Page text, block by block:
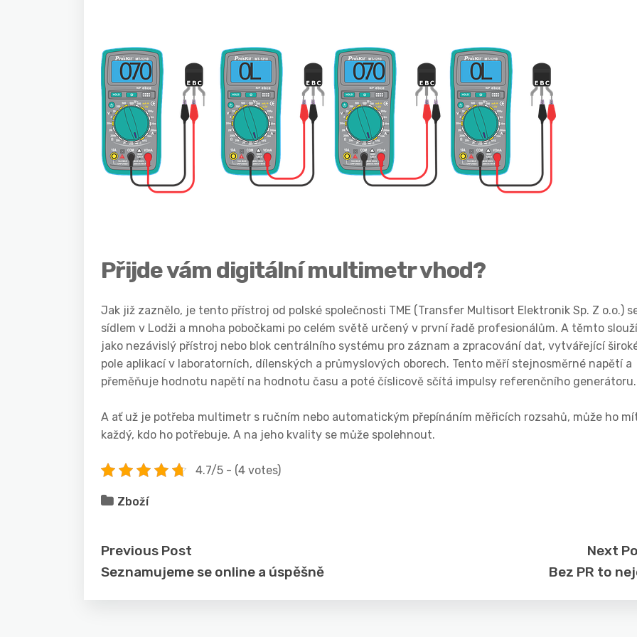
Přijde vám digitální multimetr vhod?
Jak již zaznělo, je tento přístroj od polské společnosti TME (Transfer Multisort Elektronik Sp. Z o.o.)
sídlem v Lodži a mnoha pobočkami po celém světě určený v první řadě profesionálům. A těmto slouží
jako nezávislý přístroj nebo blok centrálního systému pro záznam a zpracování dat, vytvářející
pole aplikací v laboratorních, dílenských a průmyslových oborech. Tento měří stejnosměrné napětí a
přeměňuje hodnotu napětí na hodnotu času a poté číslicově sčítá impulsy referenčního generátoru.
A ať už je potřeba multimetr s ručním nebo automatickým přepínáním měřicích rozsahů, může ho
každý, kdo ho potřebuje. A na jeho kvality se může spolehnout.
4.7/5 - (4 votes)
Zboží
Previous Post
Seznamujeme se online a úspěšně
Next
Bez PR to